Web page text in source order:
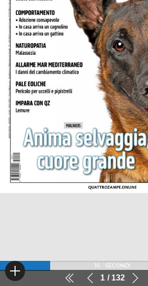
1 132
16 SECONDI